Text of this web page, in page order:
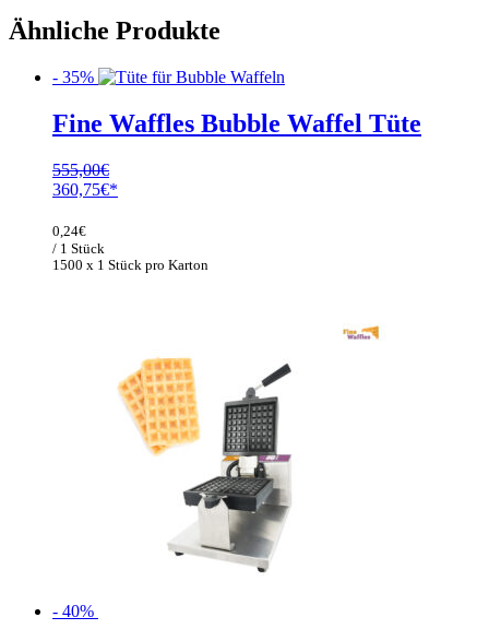
Ähnliche Produkte
- 35%
Fine Waffles Bubble Waffel Tüte
555,00€
Ursprünglicher
war:
555,00€
360,75€
1500 x 1 Stück pro Karton
0,24€
/ 1 Stück
- 40%